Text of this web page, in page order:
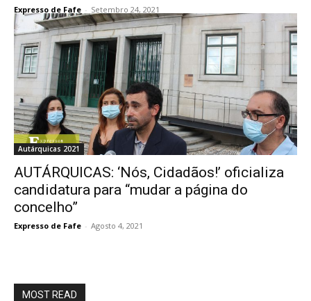
Expresso de Fafe - Setembro 24, 2021
Autárquicas 2021
AUTÁRQUICAS: ‘Nós, Cidadãos!’ oficializa
candidatura para “mudar a página do
concelho”
Expresso de Fafe - Agosto 4, 2021
MOST READ